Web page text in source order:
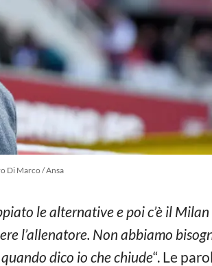
Di Marco / Ansa
le alternative e poi c’è il
l’allenatore. Non abbiamo
dico io che chiude“. Le